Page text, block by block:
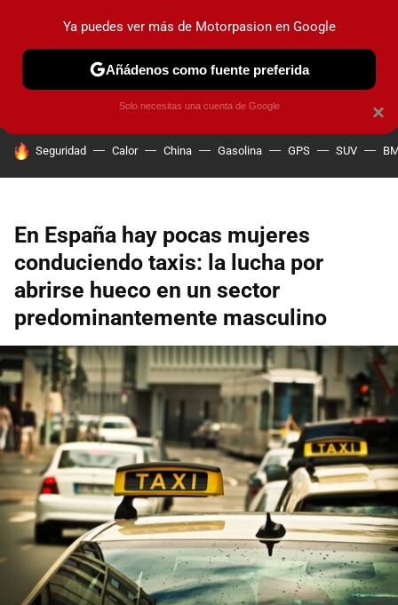
PRUEBAS COCHES ELÉCTRICOS OBSERVATORIO
HOY SE HABLA DE
Seguridad Calor China Gasolina GPS SUV
En España hay pocas mujeres
conduciendo taxis: la lucha por
abrirse hueco en un sector
predominantemente masculino
×
Ya puedes ver más de Motorpasion en Google
Añádenos como fuente preferida
Solo necesitas una cuenta de Google